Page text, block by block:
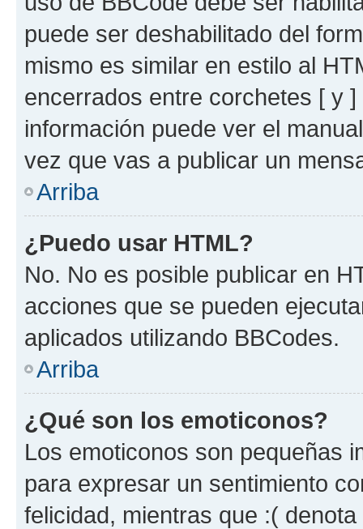
puede ser deshabilitado del
mismo es similar en estilo al
encerrados entre corchetes [ y
información puede ver el
vez que vas a publicar un
Arriba
¿Puedo usar HTML?
No. No es posible publicar en
acciones que se pueden
aplicados utilizando BBCodes.
Arriba
¿Qué son los emoticonos?
Los emoticonos son pequeñas
para expresar un sentimiento
felicidad, mientras que :(